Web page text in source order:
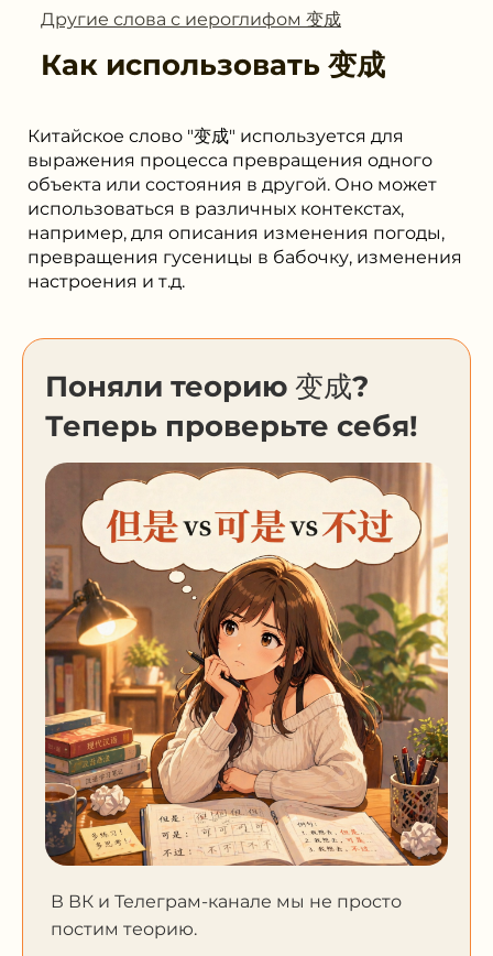
Другие слова с иероглифом 变成
Как использовать 变成
Китайское слово "变成" используется для
выражения процесса превращения одного
объекта или состояния в другой. Оно может
использоваться в различных контекстах,
например, для описания изменения погоды,
превращения гусеницы в бабочку, изменения
настроения и т.д.
Поняли теорию 变成?
Теперь проверьте себя!
В ВК и Телеграм-канале мы не просто
постим теорию.